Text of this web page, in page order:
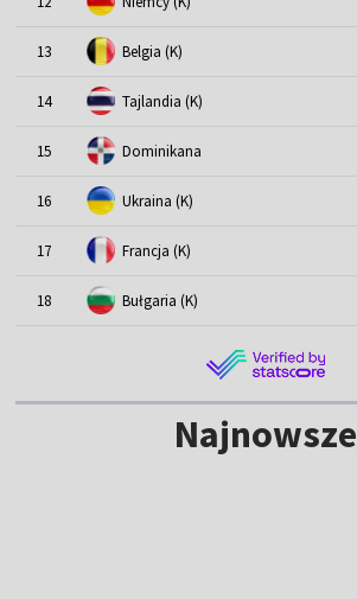
13 Belgia (K)
14 Tajlandia (K)
15 Dominikana
16 Ukraina (K)
17 Francja (K)
18 Bułgaria (K)
Najnowsze